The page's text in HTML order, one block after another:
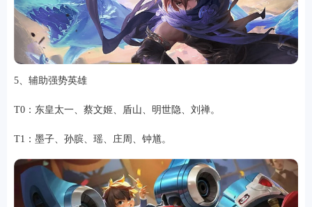
5、辅助强势英雄
T0：东皇太一、蔡文姬、盾山、明世隐、刘禅。
T1：墨子、孙膑、瑶、庄周、钟馗。